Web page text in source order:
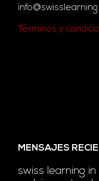
Términos y
MENSAJES
swiss learning